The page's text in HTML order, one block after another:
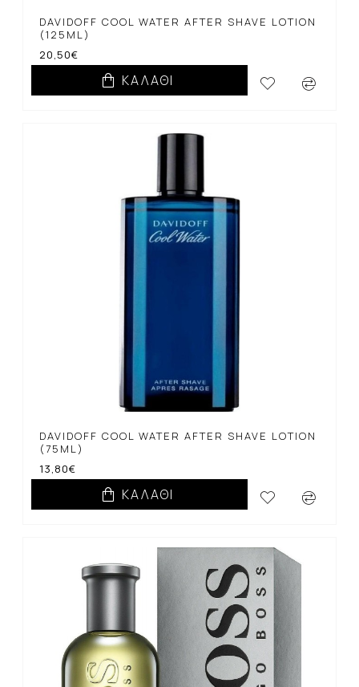
DAVIDOFF COOL WATER AFTER SHAVE LOTION
(125ML)
20,50€
ΚΑΛΆΘΙ
DAVIDOFF COOL WATER AFTER SHAVE LOTION
(75ML)
13,80€
ΚΑΛΆΘΙ